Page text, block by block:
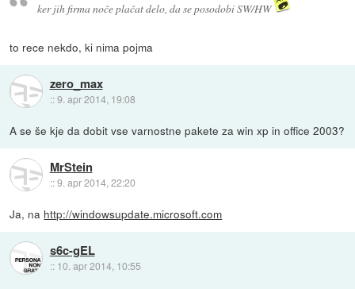
ker jih firma noče plačat delo, da se posodobi SW/HW
to rece nekdo, ki nima pojma
zero_max
::9. apr 2014, 19:08
A se še kje da dobit vse varnostne pakete za win xp in office 2003?
MrStein
::9. apr 2014, 22:20
Ja, na http://windowsupdate.microsoft.com
s6c-gEL
:: 10. apr 2014, 10:55